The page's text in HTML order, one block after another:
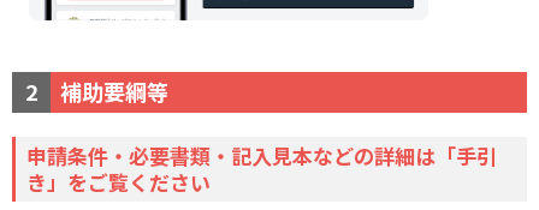
2 補助要綱等
申請条件・必要書類・記入見本などの詳細は「手引
き」をご覧ください